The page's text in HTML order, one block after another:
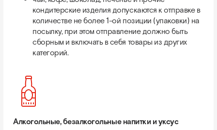
кондитерские изделия допускаются к отправке в
количестве не более 1-ой позиции (упаковки) на
посылку, при этом отправление должно быть
сборным и включать в себя товары из других
категорий.
Алкогольные, безалкогольные напитки и уксус